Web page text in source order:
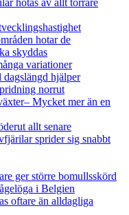
hotar de
skyddas
variationer
dagslängd hjälper
norrut
Mycket mer än en
allt senare
sprider sig snabbt
ger större bomullsskörd
i Belgien
oftare än alldagliga